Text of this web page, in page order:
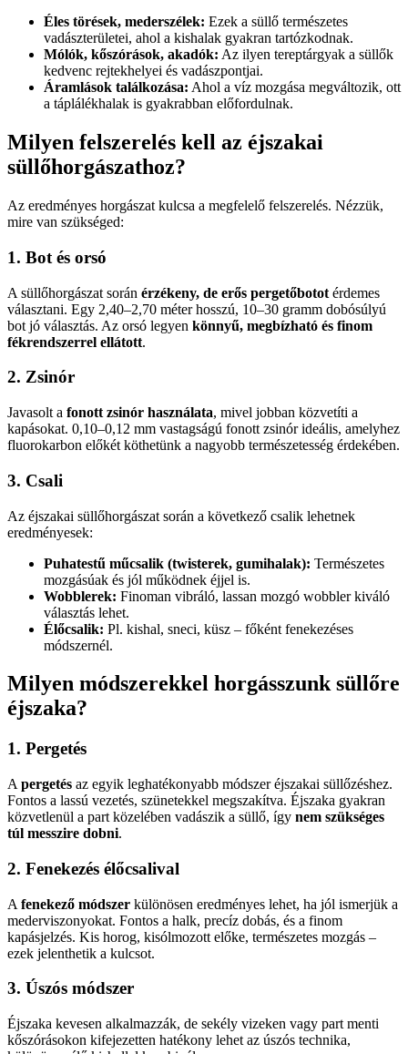
Éles törések, mederszélek: Ezek a süllő természetes
vadászterületei, ahol a kishalak gyakran tartózkodnak.
Mólók, kőszórások, akadók: Az ilyen tereptárgyak a süllők
kedvenc rejtekhelyei és vadászpontjai.
Áramlások találkozása: Ahol a víz mozgása megváltozik, ott
a táplálékhalak is gyakrabban előfordulnak.
Milyen felszerelés kell az éjszakai
süllőhorgászathoz?
Az eredményes horgászat kulcsa a megfelelő felszerelés. Nézzük,
mire van szükséged:
1. Bot és orsó
A süllőhorgászat során érzékeny, de erős pergetőbotot érdemes
választani. Egy 2,40–2,70 méter hosszú, 10–30 gramm dobósúlyú
bot jó választás. Az orsó legyen könnyű, megbízható és finom
fékrendszerrel ellátott.
2. Zsinór
Javasolt a fonott zsinór használata, mivel jobban közvetíti a
kapásokat. 0,10–0,12 mm vastagságú fonott zsinór ideális, amelyhez
fluorokarbon előkét köthetünk a nagyobb természetesség érdekében.
3. Csali
Az éjszakai süllőhorgászat során a következő csalik lehetnek
eredményesek:
Puhatestű műcsalik (twisterek, gumihalak): Természetes
mozgásúak és jól működnek éjjel is.
Wobblerek: Finoman vibráló, lassan mozgó wobbler kiváló
választás lehet.
Élőcsalik: Pl. kishal, sneci, küsz – főként fenekezéses
módszernél.
Milyen módszerekkel horgásszunk süllőre
éjszaka?
1. Pergetés
A pergetés az egyik leghatékonyabb módszer éjszakai süllőzéshez.
Fontos a lassú vezetés, szünetekkel megszakítva. Éjszaka gyakran
közvetlenül a part közelében vadászik a süllő, így nem szükséges
túl messzire dobni.
2. Fenekezés élőcsalival
A fenekező módszer különösen eredményes lehet, ha jól ismerjük a
mederviszonyokat. Fontos a halk, precíz dobás, és a finom
kapásjelzés. Kis horog, kisólmozott előke, természetes mozgás –
ezek jelenthetik a kulcsot.
3. Úszós módszer
Éjszaka kevesen alkalmazzák, de sekély vizeken vagy part menti
kőszórásokon kifejezetten hatékony lehet az úszós technika,